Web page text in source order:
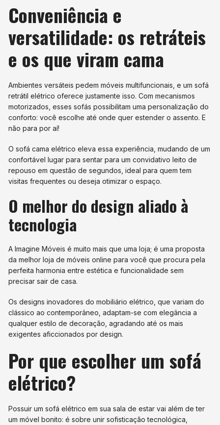
Conveniência e
versatilidade: os retráteis
e os que viram cama
Ambientes versáteis pedem móveis multifuncionais, e um sofá
retrátil elétrico oferece justamente isso. Com mecanismos
motorizados, esses sofás possibilitam uma personalização do
conforto: você escolhe até onde quer estender o assento. E
não para por aí!
O sofá cama elétrico eleva essa experiência, mudando de um
confortável lugar para sentar para um convidativo leito de
repouso em questão de segundos, ideal para quem tem
visitas frequentes ou deseja otimizar o espaço.
O melhor do design aliado à
tecnologia
A Imagine Móveis é muito mais que uma loja; é uma proposta
da melhor loja de móveis online para você que procura pela
perfeita harmonia entre estética e funcionalidade sem
precisar sair de casa.
Os designs inovadores do mobiliário elétrico, que variam do
clássico ao contemporâneo, adaptam-se com elegância a
qualquer estilo de decoração, agradando até os mais
exigentes aficcionados por design.
Por que escolher um sofá
elétrico?
Possuir um sofá elétrico em sua sala de estar vai além de ter
um móvel bonito: é sobre unir sofisticação tecnológica,